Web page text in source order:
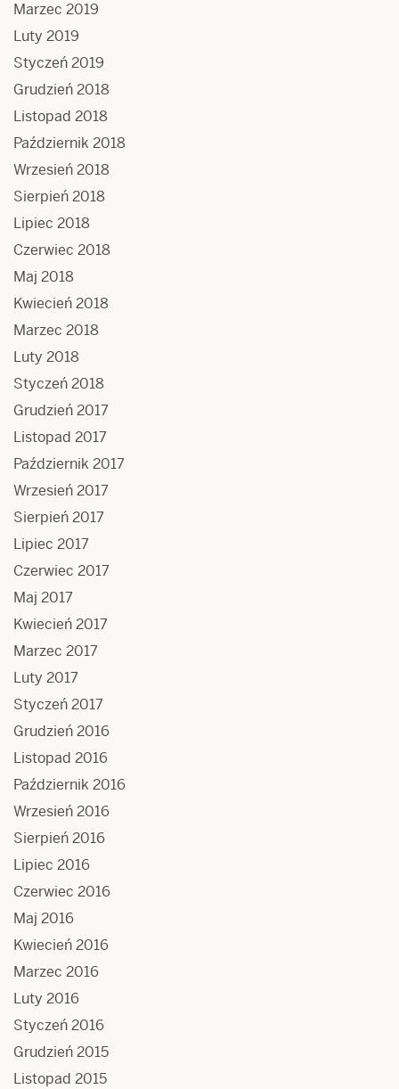
Marzec 2019
Luty 2019
Styczeń 2019
Grudzień 2018
Listopad 2018
Październik 2018
Wrzesień 2018
Sierpień 2018
Lipiec 2018
Czerwiec 2018
Maj 2018
Kwiecień 2018
Marzec 2018
Luty 2018
Styczeń 2018
Grudzień 2017
Listopad 2017
Październik 2017
Wrzesień 2017
Sierpień 2017
Lipiec 2017
Czerwiec 2017
Maj 2017
Kwiecień 2017
Marzec 2017
Luty 2017
Styczeń 2017
Grudzień 2016
Listopad 2016
Październik 2016
Wrzesień 2016
Sierpień 2016
Lipiec 2016
Czerwiec 2016
Maj 2016
Kwiecień 2016
Marzec 2016
Luty 2016
Styczeń 2016
Grudzień 2015
Listopad 2015